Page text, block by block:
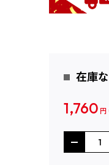
在庫
1,760 円